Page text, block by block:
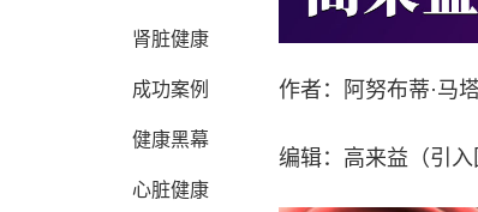
肾脏健康
成功案例
健康黑幕
心脏健康
作者：阿努布蒂·马
编辑：高来益（引入